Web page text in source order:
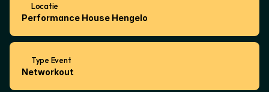
Locatie
Performance House Hengelo
Type Event
Networkout